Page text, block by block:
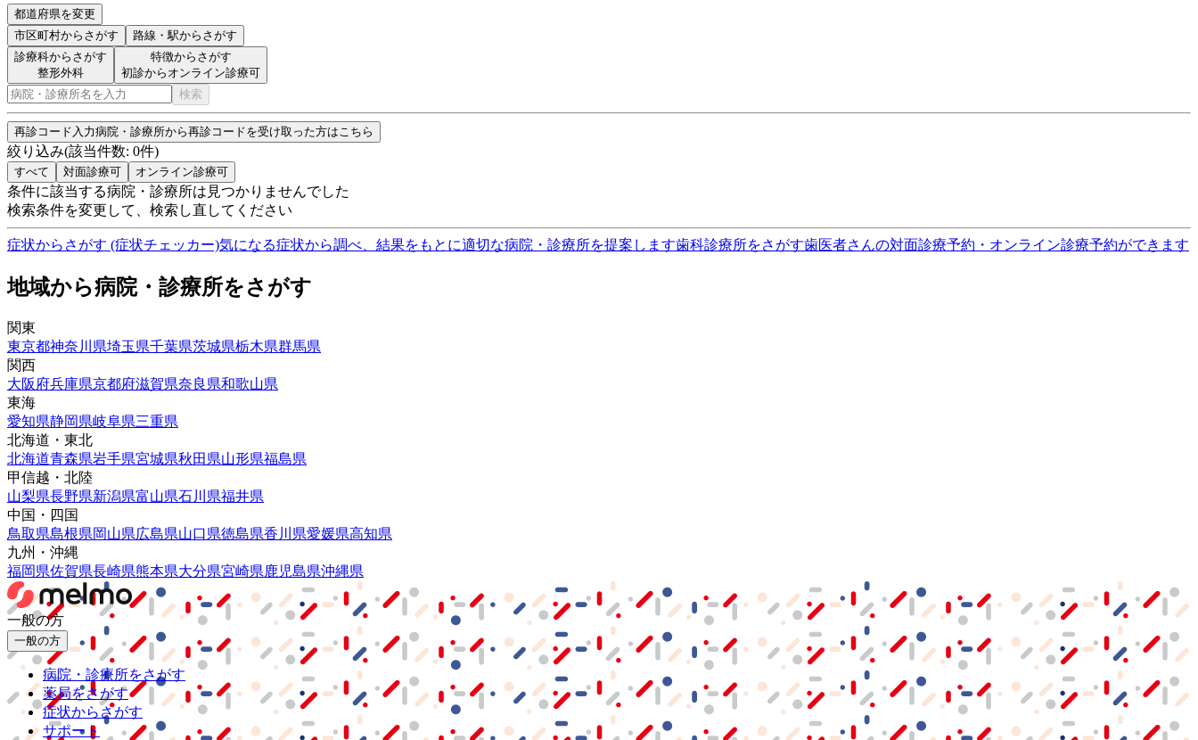
都道府県を変更
市区町村からさがす 路線・駅からさがす
診療科からさがす
整形外科
特徴からさがす
初診からオンライン診療可
検索
再診コード入力病院・診療所から再診コードを受け取った方はこちら
絞り込み(該当件数: 0件)
すべて 対面診療可 オンライン診療可
条件に該当する病院・診療所は見つかりませんでした
検索条件を変更して、検索し直してください
症状からさがす (症状チェッカー)気になる症状から調べ、結果をもとに適切な病院・診療所を提案します歯科診療所をさがす歯医者さんの対面診療予約・オンライン診療予約ができます
地域から病院・診療所をさがす
関東
東京都神奈川県埼玉県千葉県茨城県栃木県群馬県
関西
大阪府兵庫県京都府滋賀県奈良県和歌山県
東海
愛知県静岡県岐阜県三重県
北海道・東北
北海道青森県岩手県宮城県秋田県山形県福島県
甲信越・北陸
山梨県長野県新潟県富山県石川県福井県
中国・四国
鳥取県島根県岡山県広島県山口県徳島県香川県愛媛県高知県
九州・沖縄
福岡県佐賀県長崎県熊本県大分県宮崎県鹿児島県沖縄県
一般の方
一般の方
病院・診療所をさがす
薬局をさがす
症状からさがす
サポート